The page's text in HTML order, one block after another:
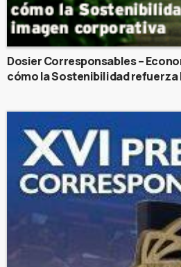
Dosier Corresponsables –
cómo la Sostenibilidad